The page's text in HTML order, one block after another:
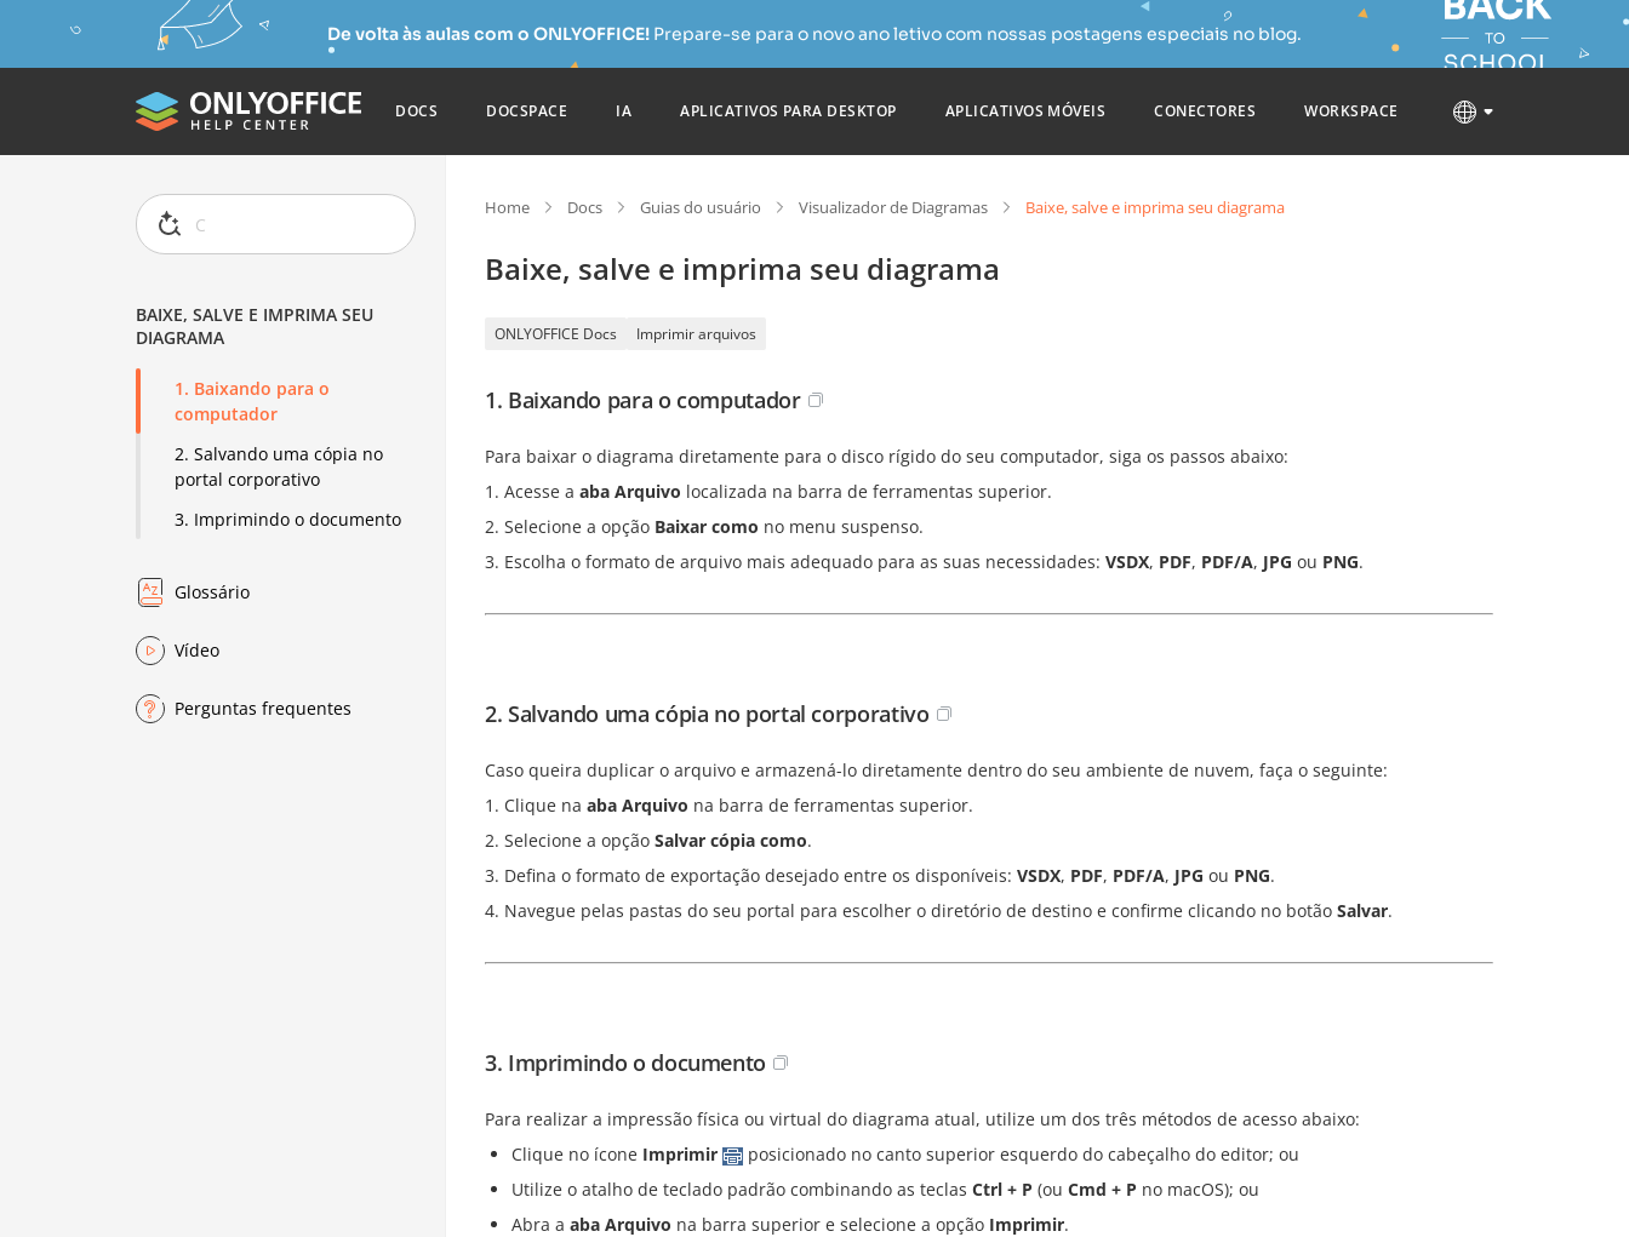
De volta às aulas com o ONLYOFFICE! Prepare-se para o novo ano letivo com nossas postagens especiais no blog.
DOCS DOCSPACE IA APLICATIVOS PARA DESKTOP APLICATIVOS MÓVEIS CONECTORES WORKSPACE
BAIXE, SALVE E IMPRIMA SEU
DIAGRAMA
1. Baixando para o
computador
2. Salvando uma cópia no
portal corporativo
3. Imprimindo o documento
Glossário
Vídeo
Perguntas frequentes
Home Docs Guias do usuário Visualizador de Diagramas Baixe, salve e imprima seu diagrama
Baixe, salve e imprima seu diagrama
ONLYOFFICE Docs Imprimir arquivos
1. Baixando para o computador
Para baixar o diagrama diretamente para o disco rígido do seu computador, siga os passos abaixo:
Acesse a aba Arquivo localizada na barra de ferramentas superior.
Selecione a opção Baixar como no menu suspenso.
Escolha o formato de arquivo mais adequado para as suas necessidades: VSDX, PDF, PDF/A, JPG ou PNG.
2. Salvando uma cópia no portal corporativo
Caso queira duplicar o arquivo e armazená-lo diretamente dentro do seu ambiente de nuvem, faça o seguinte:
Clique na aba Arquivo na barra de ferramentas superior.
Selecione a opção Salvar cópia como.
Defina o formato de exportação desejado entre os disponíveis: VSDX, PDF, PDF/A, JPG ou PNG.
Navegue pelas pastas do seu portal para escolher o diretório de destino e confirme clicando no botão Salvar.
3. Imprimindo o documento
Para realizar a impressão física ou virtual do diagrama atual, utilize um dos três métodos de acesso abaixo:
Clique no ícone Imprimir
posicionado no canto superior esquerdo do cabeçalho do editor; ou
Utilize o atalho de teclado padrão combinando as teclas Ctrl + P (ou Cmd + P no macOS); ou
Abra a aba Arquivo na barra superior e selecione a opção Imprimir.